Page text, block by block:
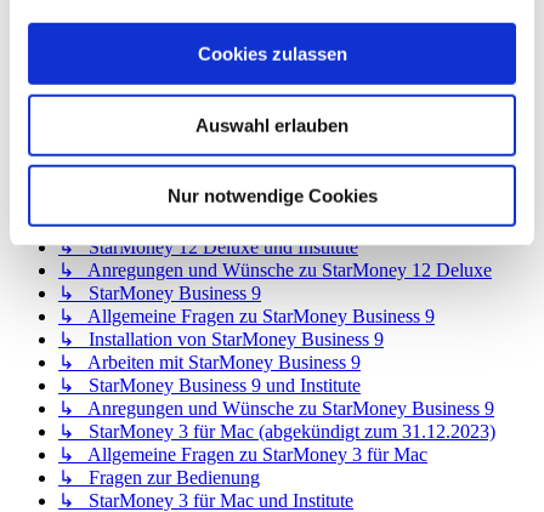
Cookies zulassen
Auswahl erlauben
Nur notwendige Cookies
↳ Installation von StarMoney 12 Basic
↳ Bedienung von StarMoney 12 Basic
↳ Anregungen und Wünsche zu StarMoney 12 Basic
↳ StarMoney 12 Deluxe
↳ Installation von StarMoney 12 Deluxe
↳ Bedienung von StarMoney 12 Deluxe
↳ StarMoney 12 Deluxe und Institute
↳ Anregungen und Wünsche zu StarMoney 12 Deluxe
↳ StarMoney Business 9
↳ Allgemeine Fragen zu StarMoney Business 9
↳ Installation von StarMoney Business 9
↳ Arbeiten mit StarMoney Business 9
↳ StarMoney Business 9 und Institute
↳ Anregungen und Wünsche zu StarMoney Business 9
↳ StarMoney 3 für Mac (abgekündigt zum 31.12.2023)
↳ Allgemeine Fragen zu StarMoney 3 für Mac
↳ Fragen zur Bedienung
↳ StarMoney 3 für Mac und Institute